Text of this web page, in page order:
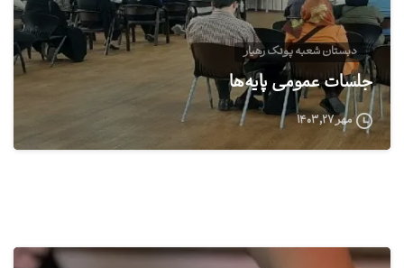
دبستان شعبه پونک رهیار
جلسات عمومی پایه‌ها
مهر ۲۷, ۱۴۰۳